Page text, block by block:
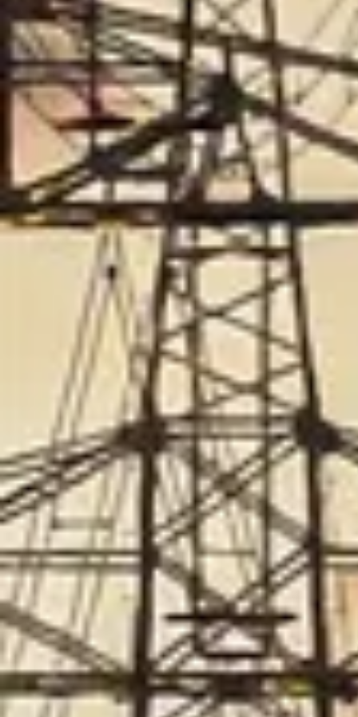
Bratzeln geweckt. Ich denke, dass es auch
abwehrend reagiert hat. Diesmal war aber
lautem Geräuschen reagiert. Solch eine
So, nun wissen Sie Bescheid. Wir freuen
Ich wünsche Ihnen ein angenehmes
Ute S.